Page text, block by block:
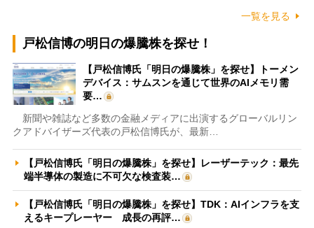
一覧を見る
戸松信博の明日の爆騰株を探せ！
【戸松信博氏「明日の爆騰株」を探せ】トーメン
デバイス：サムスンを通じて世界のAIメモリ需
要…
新聞や雑誌など多数の金融メディアに出演するグローバルリン
クアドバイザーズ代表の戸松信博氏が、最新…
【戸松信博氏「明日の爆騰株」を探せ】レーザーテック：最先
端半導体の製造に不可欠な検査装…
【戸松信博氏「明日の爆騰株」を探せ】TDK：AIインフラを支
えるキープレーヤー 成長の再評…